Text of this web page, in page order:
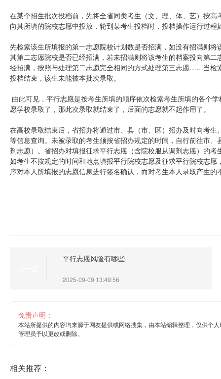
在某个招生批次投档前，先将全省同类考生（文、理、体、艺）按
向其所填的院校志愿中投放，轮到某考生投档时，投档操作运行过程
先检索该生所填报的第一志愿院校计划数是否招满，如没有招满则
其第二志愿院校是否已经招满，若未招满则将该考生的档案投向第
经招满，按照与处理第二志愿完全相同的方式处理第三志愿……当检
投档结束，该生未能被本批次录取。
由此可见，平行志愿是按考生所填的顺序依次检索考生所填的各个
愿学校录取了，那此次录取就结束了，后面的志愿就不起作用了。
在高校录取结束后，省招办将通过市、县（市、区）招办及时向考
等信息查询。未被录取的考生须按省招办规定的时间，自行前往市
剂志愿）。省招办对填报征求平行志愿（含院校服从调剂志愿）的
如考生不按规定的时间和地点填报平行院校志愿及征求平行院校志
序对本人所填报的志愿信息进行签名确认，而对考生本人录取产生的
平行志愿风险有哪些
2025-09-09 13:49:56
免责声明：
本站所提供的内容均来源于网友提供或网络搜集，由本站编辑整理，仅供个
管理员予以更改或删除。
相关推荐：